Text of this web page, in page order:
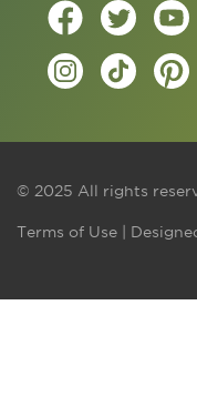
© 2025 All rights
Terms of Use |